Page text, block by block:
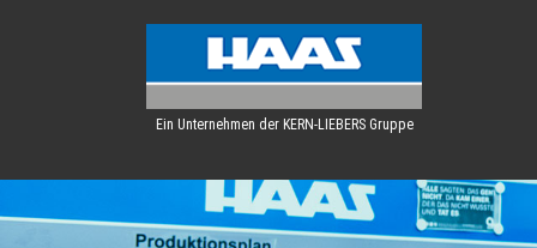
Ein Unternehmen der KERN-LIEBERS Gruppe